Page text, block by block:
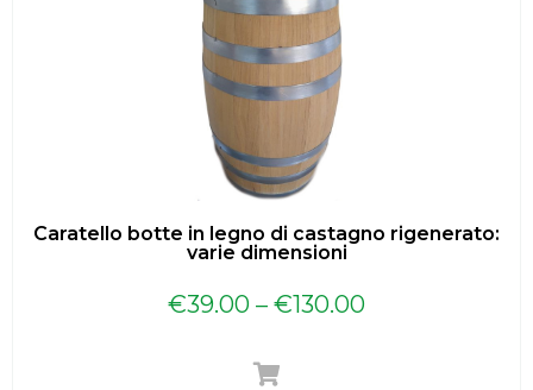
Caratello botte in legno di castagno rigenerato:
varie dimensioni
€39.00 – €130.00